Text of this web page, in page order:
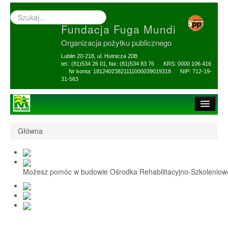
Wyszukiwarka
–
Fundacja Fuga Mundi
Organizacja pożytku publicznego
Lublin 20-218, ul. Hutnicza 20B
tel.: (81)534 26 01, fax: (81)534 83 76 KRS: 0000 106 416
Nr konta: 18124023821111000039019318 NIP: 712-19-
31-563
1,5% i darowizny
Nasi Beneficjenci
Ośrodek Reh-Szkol
Sprawozdania
Główna
Możesz pomóc w budowie Ośrodka Rehabilitacyjno-